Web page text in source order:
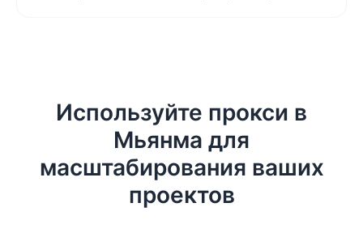
Используйте прокси в
Мьянма для
масштабирования ваших
проектов